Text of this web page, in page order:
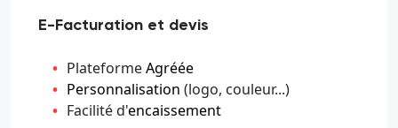
E-Facturation et devis
PlateformeAgréée
Personnalisation (logo, couleur...)
Facilité d'encaissement